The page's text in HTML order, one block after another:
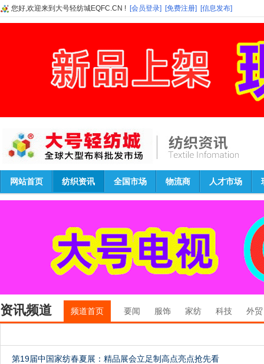
您好,欢迎来到大号轻纺城EQFC.CN ! [会员登录] [免费注册] [信息发布]
网站首页 纺织资讯 全国市场 物流商 人才市场
资讯频道 频道首页 要闻 服饰 家纺 科技 外贸
第19届中国家纺春夏展：精品展会立足制高点亮点抢先看